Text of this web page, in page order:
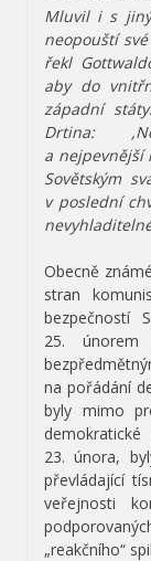
Mluvil i s
neopouští
řekl
aby do
západní
Drtina:
a nejpevnější
Sovětským
v poslední
Obecně
stran
bezpečností
25.
na pořádání
byly mimo
23. února,
převládající
veřejnosti
„reakčního“